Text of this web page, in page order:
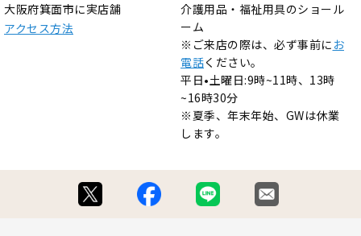
大阪府箕面市に実店舗
アクセス方法
介護用品・福祉用具のショール
ーム
※ご来店の際は、必ず事前に お
電話ください。
平日•土曜日:9時~11時、13時
~16時30分
※夏季、年末年始、GWは休業
します。